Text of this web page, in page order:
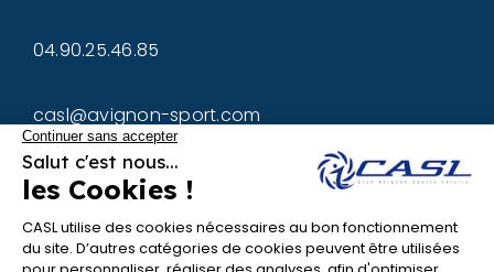
04.90.25.46.85
casl@avignon-sport.com
L'ASSOCIATION :
Équipe
Actions